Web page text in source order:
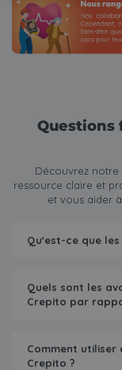
Questions
Découvrez notre
ressource claire et
et vous aider
Qu'est-ce que
Quels sont les
Crepito par
Comment utiliser
Crepito ?